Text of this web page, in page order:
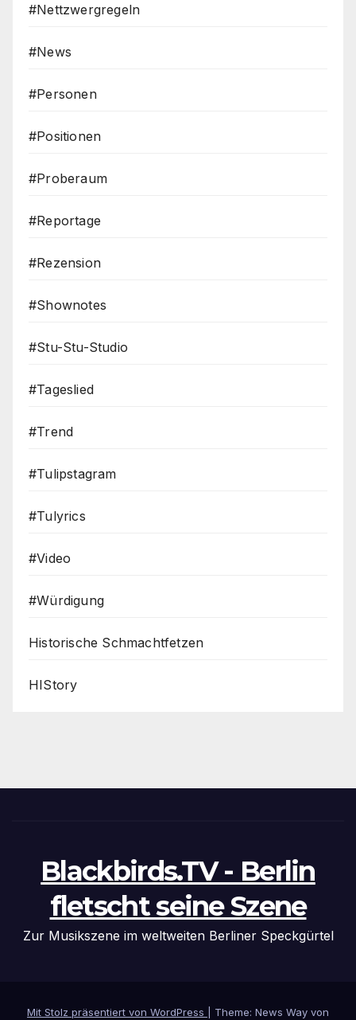
#Nettzwergregeln
#News
#Personen
#Positionen
#Proberaum
#Reportage
#Rezension
#Shownotes
#Stu-Stu-Studio
#Tageslied
#Trend
#Tulipstagram
#Tulyrics
#Video
#Würdigung
Historische Schmachtfetzen
HIStory
Blackbirds.TV - Berlin
fletscht seine Szene
Zur Musikszene im weltweiten Berliner Speckgürtel
Mit Stolz präsentiert von WordPress Theme: News Way von